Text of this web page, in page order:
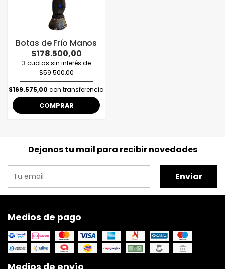
Botas de Frío Manos
$178.500,00
3 cuotas sin interés de
$59.500,00
$169.575,00 con transferencia
COMPRAR
Dejanos tu mail para recibir novedades
Enviar
Medios de pago